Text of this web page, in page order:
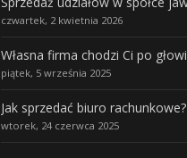
czwartek, 2 kwietnia 2026
piątek, 5 września 2025
Jak sprzedać biuro rachunkowe?
wtorek, 24 czerwca 2025